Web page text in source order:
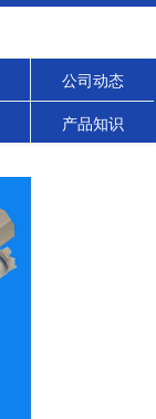
公司动态
产品知识